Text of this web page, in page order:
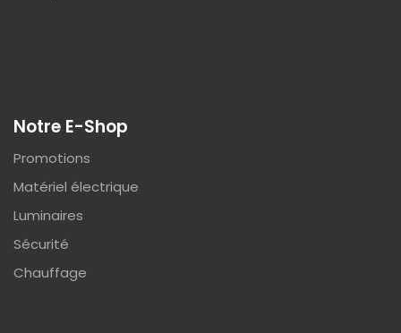
Notre E-Shop
Promotions
Matériel électrique
Luminaires
Sécurité
Chauffage